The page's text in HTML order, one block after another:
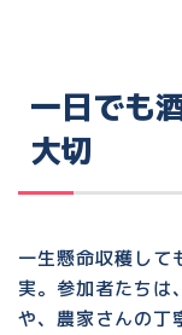
一日でも
大切
一生懸命収穫して
実。参加者たちは
や、農家さんの丁